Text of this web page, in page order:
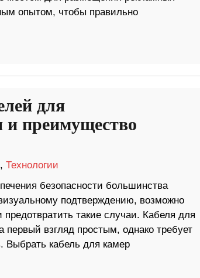
опытом, чтобы правильно
для
и преимущество
, Технологии
безопасности большинства
подтверждению, возможно
такие случаи. Кабеля для
взгляд простым, однако требует
Выбрать кабель для камер